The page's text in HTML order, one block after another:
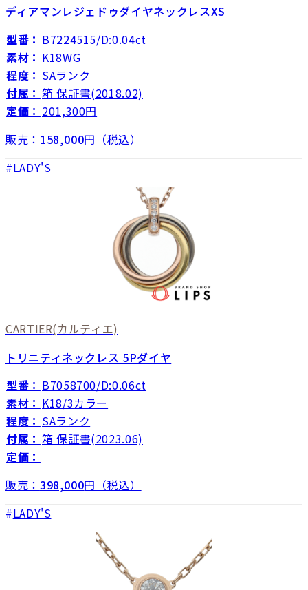
ディアマンレジェドゥダイヤネックレスXS
型番： B7224515/D:0.04ct
素材： K18WG
程度： SAランク
付属： 箱 保証書(2018.02)
定価： 201,300円
販売： 158,000円（税込）
LADY'S
CARTIER(カルティエ)
トリニティネックレス 5Pダイヤ
型番： B7058700/D:0.06ct
素材： K18/3カラー
程度： SAランク
付属： 箱 保証書(2023.06)
定価：
販売： 398,000円（税込）
LADY'S